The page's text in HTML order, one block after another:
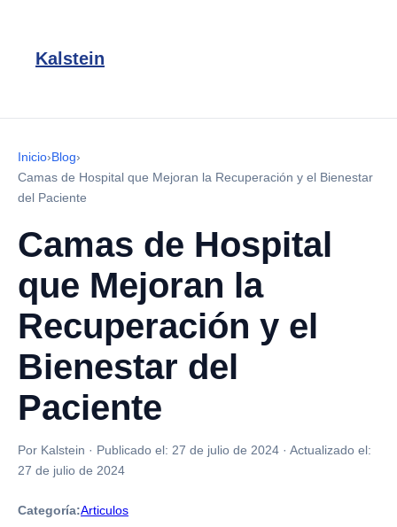
Kalstein
Inicio›Blog›
Camas de Hospital que Mejoran la Recuperación y el Bienestar
del Paciente
Camas de Hospital
que Mejoran la
Recuperación y el
Bienestar del
Paciente
Por Kalstein · Publicado el: 27 de julio de 2024 · Actualizado el:
27 de julio de 2024
Categoría:Articulos